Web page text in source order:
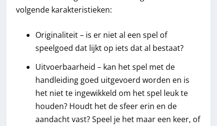
volgende karakteristieken:
Originaliteit – is er niet al een spel of
speelgoed dat lijkt op iets dat al bestaat?
Uitvoerbaarheid – kan het spel met de
handleiding goed uitgevoerd worden en is
het niet te ingewikkeld om het spel leuk te
houden? Houdt het de sfeer erin en de
aandacht vast? Speel je het maar een keer, of